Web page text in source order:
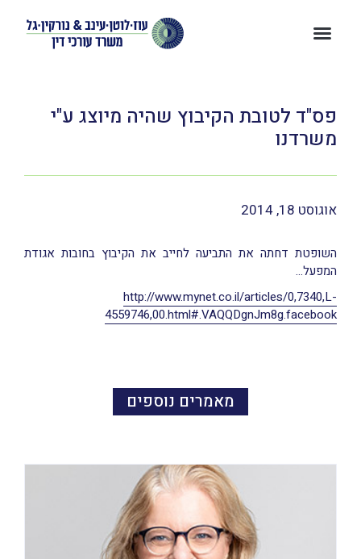
פס"ד לטובת הקיבוץ שהיה מיוצג ע"י
משרדנו
אוגוסט 18, 2014
השופטת דחתה את התביעה לחייב את הקיבוץ בחובות אגודת
המפעל…
http://www.mynet.co.il/articles/0,7340,L-
4559746,00.html#.VAQQDgnJm8g.facebook
מאמרים נוספים